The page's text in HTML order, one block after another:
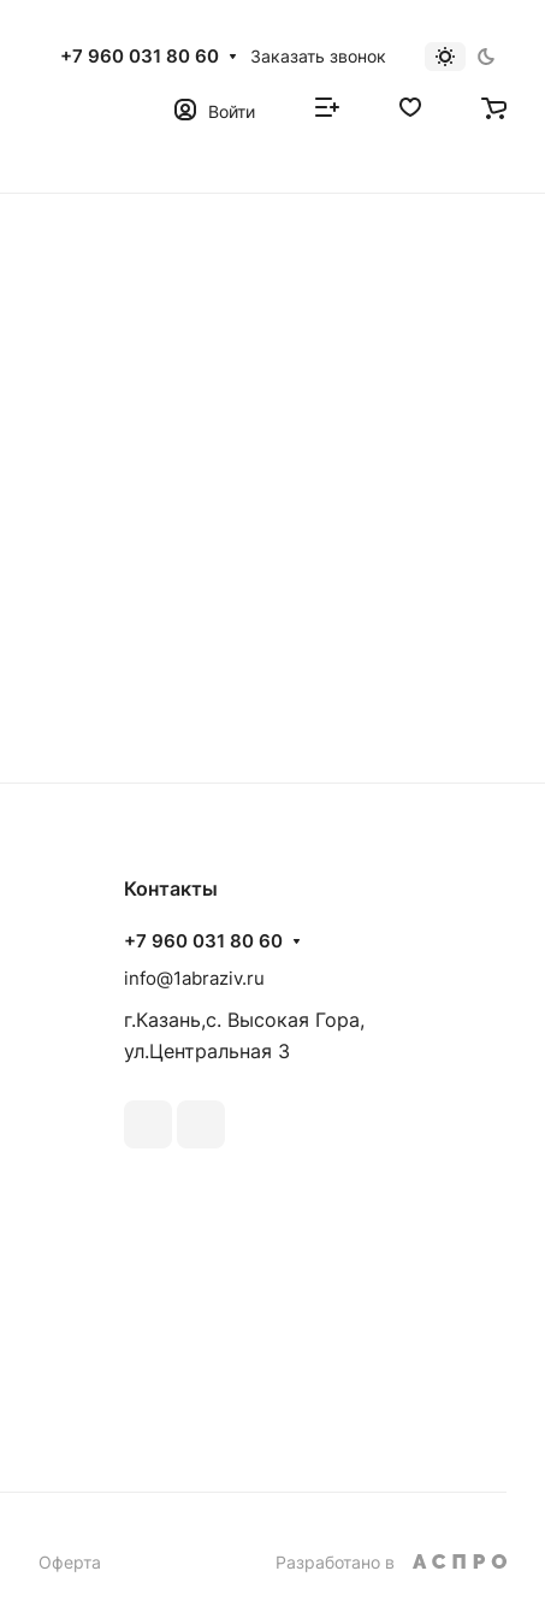
+7 960 031 80 60 Заказать звонок
Войти
Контакты
+7 960 031 80 60
info@1abraziv.ru
г.Казань,с. Высокая Гора,
ул.Центральная 3
Оферта Разработано в